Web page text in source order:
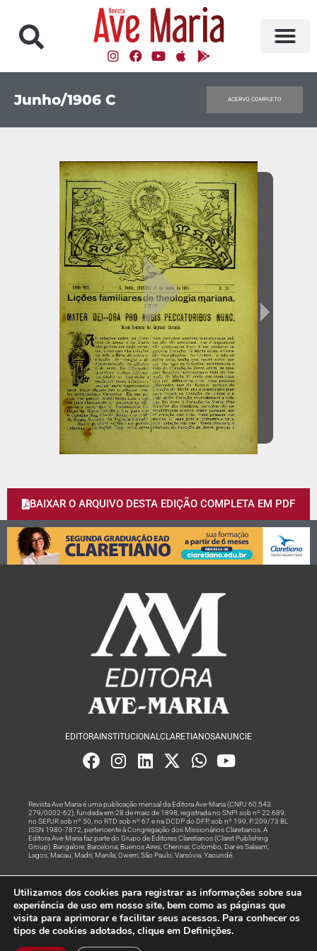
Junho/1906 C ACERVO COMPLETO
BAIXAR O ARQUIVO DESTA EDIÇÃO COMPLETA EM PDF
EDITORA INSTITUCIONALCLARETIANOSANUNCIE
Revista Ave Maria é uma publicação mensal da Editora Ave-Maria (CNPJ 60.543.
279/0002-62), fundada em 28 de maio de 1898, registrada no SNPI sob nº 22.689,
no SEPJR sob nº 50, no RTD sob nº 67 e na DCDP do DFP, sob nº 199, P. 209/73 BL
ISSN 1980-7872, pertencente à Congregação dos Missionários Claretianos. A
Editora Ave-Maria faz parte do Grupo de Editores Claretianos (Claret Publishing
Group). Bangalore; Barcelona; Buenos Aires; Chennai; Colombo; Dar es Salaam;
Lagos; Macau; Madri; Manila; Owerri; São Paulo; Varsóvia; Yaoundé.
Rede
© Todos os Direitos Reservados
Utilizamos dos cookies para registrar as informações sobre sua
experiência de uso em nosso site, bem como as páginas que
visita para aprimorar e facilitar seus acessos. Para conhecer os
tipos de cookies adotados, clique em Definições.